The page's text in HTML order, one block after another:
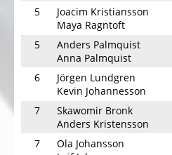
5
Joacim Kristiansson
Maya Ragntoft
5
Anders Palmquist
Anna Palmquist
6
Jörgen Lundgren
Kevin Johannesson
7
Skawomir Bronk
Anders Kristensson
7
Ola Johansson